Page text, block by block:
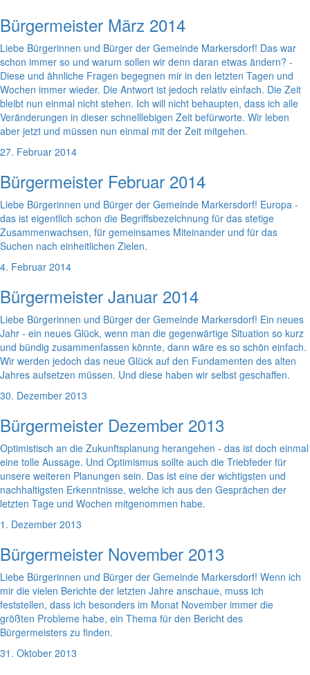
Bürgermeister März 2014
Liebe Bürgerinnen und Bürger der Gemeinde Markersdorf! Das war
schon immer so und warum sollen wir denn daran etwas ändern? -
Diese und ähnliche Fragen begegnen mir in den letzten Tagen und
Wochen immer wieder. Die Antwort ist jedoch relativ einfach. Die Zeit
bleibt nun einmal nicht stehen. Ich will nicht behaupten, dass ich alle
Veränderungen in dieser schnelllebigen Zeit befürworte. Wir leben
aber jetzt und müssen nun einmal mit der Zeit mitgehen.
27. Februar 2014
Bürgermeister Februar 2014
Liebe Bürgerinnen und Bürger der Gemeinde Markersdorf! Europa -
das ist eigentlich schon die Begriffsbezeichnung für das stetige
Zusammenwachsen, für gemeinsames Miteinander und für das
Suchen nach einheitlichen Zielen.
4. Februar 2014
Bürgermeister Januar 2014
Liebe Bürgerinnen und Bürger der Gemeinde Markersdorf! Ein neues
Jahr - ein neues Glück, wenn man die gegenwärtige Situation so kurz
und bündig zusammenfassen könnte, dann wäre es so schön einfach.
Wir werden jedoch das neue Glück auf den Fundamenten des alten
Jahres aufsetzen müssen. Und diese haben wir selbst geschaffen.
30. Dezember 2013
Bürgermeister Dezember 2013
Optimistisch an die Zukunftsplanung herangehen - das ist doch einmal
eine tolle Aussage. Und Optimismus sollte auch die Triebfeder für
unsere weiteren Planungen sein. Das ist eine der wichtigsten und
nachhaltigsten Erkenntnisse, welche ich aus den Gesprächen der
letzten Tage und Wochen mitgenommen habe.
1. Dezember 2013
Bürgermeister November 2013
Liebe Bürgerinnen und Bürger der Gemeinde Markersdorf! Wenn ich
mir die vielen Berichte der letzten Jahre anschaue, muss ich
feststellen, dass ich besonders im Monat November immer die
größten Probleme habe, ein Thema für den Bericht des
Bürgermeisters zu finden.
31. Oktober 2013